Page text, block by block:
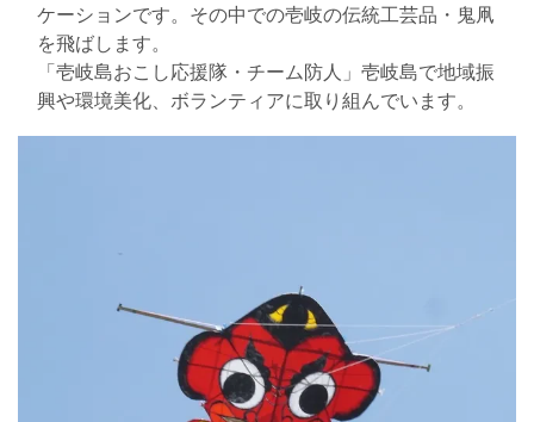
ケーションです。その中での壱岐の伝統工芸品・鬼凧
を飛ばします。
「壱岐島おこし応援隊・チーム防人」壱岐島で地域振
興や環境美化、ボランティアに取り組んでいます。